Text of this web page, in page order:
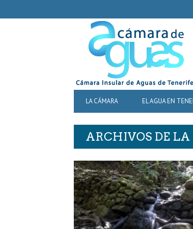
NAVIGATION
PRIMARY
NAVIGATION
LA CÁMARA EL AGUA EN
ARCHIVOS DE